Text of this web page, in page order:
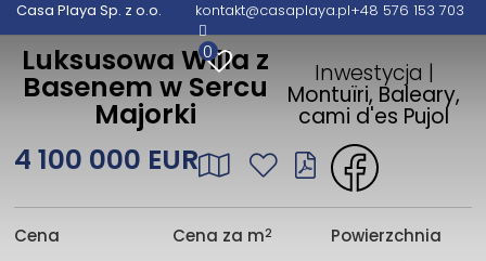
Casa Playa Sp. z o.o. kontakt@casaplaya.pl+48 576 153 703
0
Luksusowa Willa z
Basenem w Sercu
Majorki
Inwestycja |
Montuïri, Baleary,
cami d'es Pujol
4 100 000 EUR
Cena Cena za m2 Powierzchnia